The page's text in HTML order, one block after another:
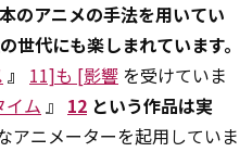
のアニメの手法を用いてい
世代にも楽しまれています。
』 11]も [影響 を受けていま
イム 』 12 という作品は実
アニメーターを起用していま